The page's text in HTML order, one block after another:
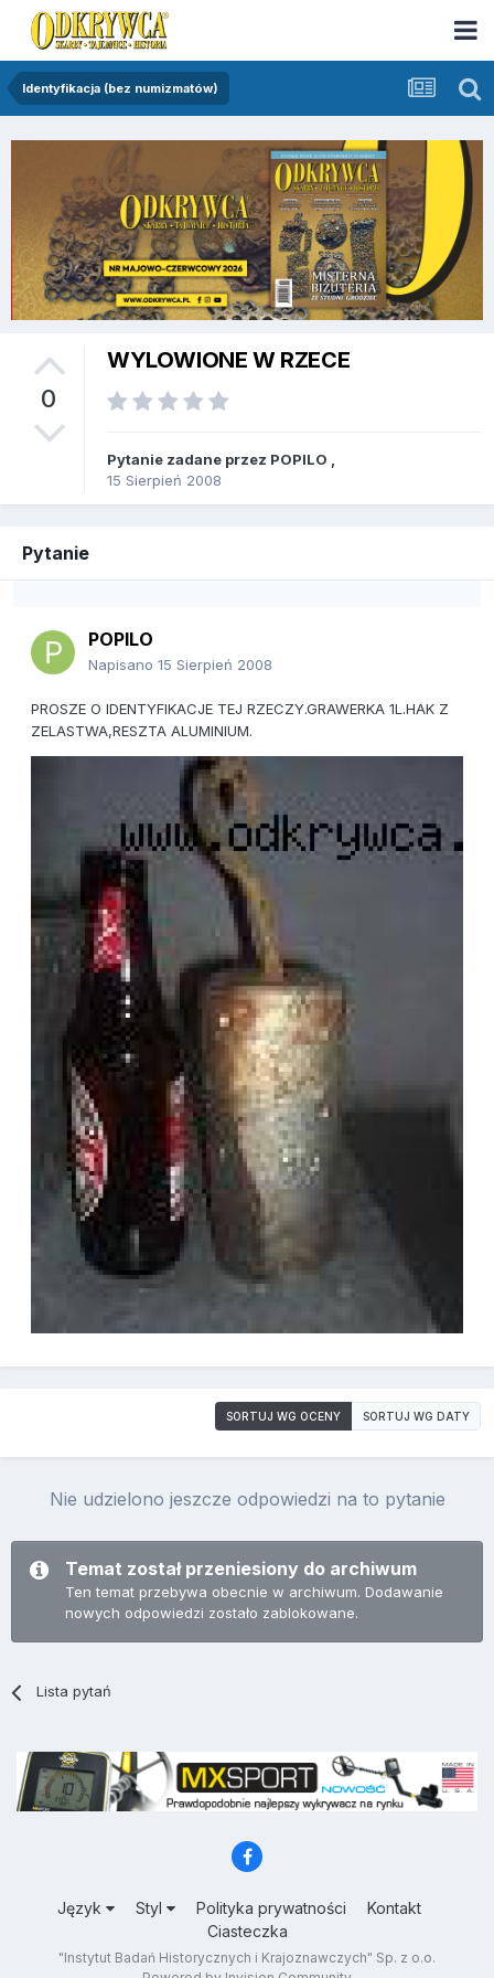
Identyfikacja (bez numizmatów)
0
WYLOWIONE W RZECE
Pytanie zadane przez POPILO
15 Sierpień 2008
Pytanie
POPILO
Napisano 15 Sierpień 2008
PROSZE O IDENTYFIKACJE TEJ RZECZY.GRAWERKA 1L.HAK Z
ZELASTWA,RESZTA ALUMINIUM.
SORTUJ WG OCENY SORTUJ WG DATY
Nie udzielono jeszcze odpowiedzi na to pytanie
Temat został przeniesiony do archiwum
Ten temat przebywa obecnie w archiwum. Dodawanie
nowych odpowiedzi zostało zablokowane.
Lista pytań
Język Styl Polityka prywatności
Kontakt
Ciasteczka
"Instytut Badań Historycznych i Krajoznawczych" Sp. z o.o.